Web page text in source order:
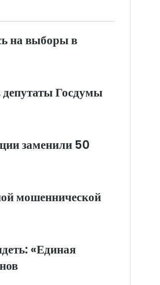
на выборы в
депутаты Госдумы
заменили 50
мошеннической
«Единая